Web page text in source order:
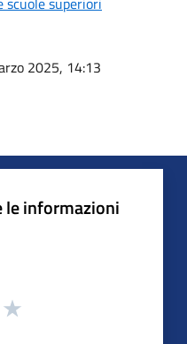
2025, 14:13
le informazioni